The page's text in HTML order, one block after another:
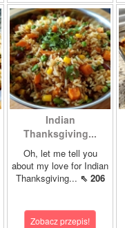
Indian
Thanksgiving...
Oh, let me tell you
about my love for Indian
Thanksgiving... ⇖ 206
Zobacz przepis!